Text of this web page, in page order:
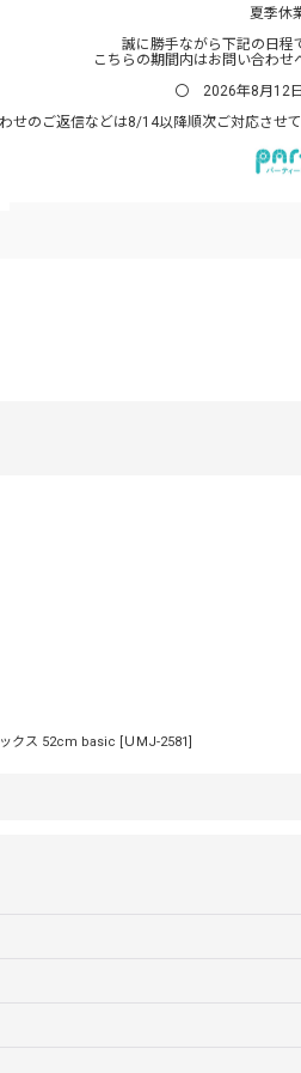
夏季休
誠に勝手ながら下記の日程
こちらの期間内はお問い合わせ
〇 2026年8月12
せのご返信などは8/14以降順次ご対応させ
クス 52cm basic [ＵMJ-2581]